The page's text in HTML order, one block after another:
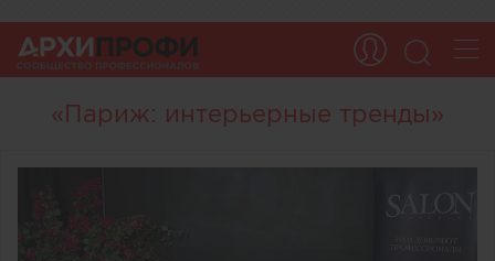
«Париж: интерьерные тренды»